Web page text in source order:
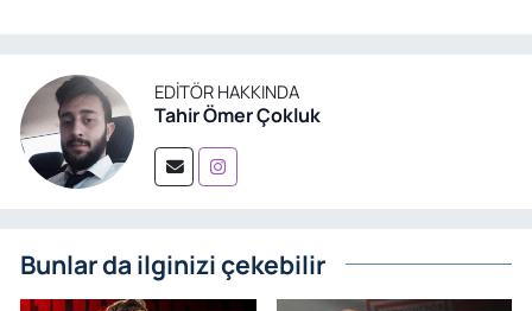
EDITÖR HAKKINDA
Tahir Ömer Çokluk
Bunlar da ilginizi çekebilir